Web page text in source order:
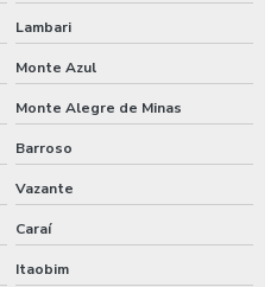
Lambari
Monte Azul
Monte Alegre de Minas
Barroso
Vazante
Caraí
Itaobim